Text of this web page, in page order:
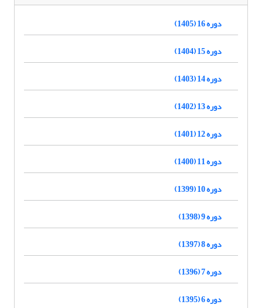
دوره 16 (1405)
دوره 15 (1404)
دوره 14 (1403)
دوره 13 (1402)
دوره 12 (1401)
دوره 11 (1400)
دوره 10 (1399)
دوره 9 (1398)
دوره 8 (1397)
دوره 7 (1396)
دوره 6 (1395)